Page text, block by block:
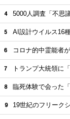
5000人調査「不思
AI設計ウイルス16
コロナ的中霊能者
トランプ大統領に
臨死体験で会った
19世紀のフリーク